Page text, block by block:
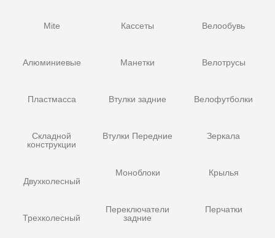
Mite
Алюминиевые
Пластмасса
Складной
конструкции
Двухколесный
Трехколесный
Кассеты
Манетки
Втулки задние
Втулки Передние
Моноблоки
Переключатели
задние
Велообувь
Велотрусы
Велофутболки
Зеркала
Крылья
Перчатки